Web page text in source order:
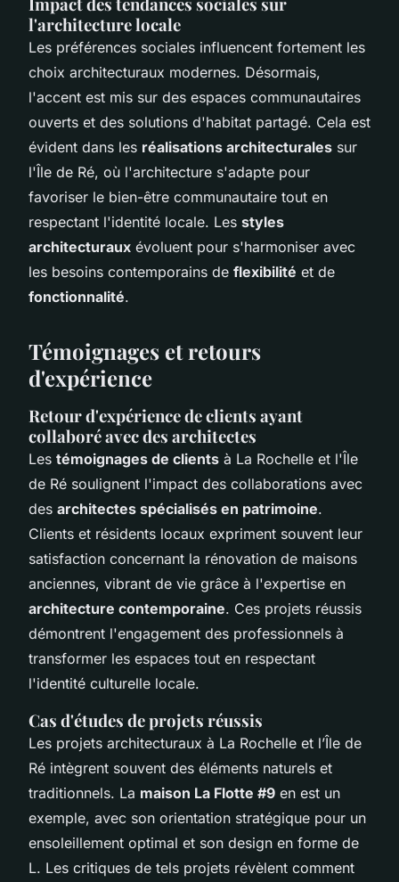
l'architecture locale
Les préférences sociales influencent fortement les
choix architecturaux modernes. Désormais,
l'accent est mis sur des espaces communautaires
ouverts et des solutions d'habitat partagé. Cela est
évident dans les réalisations architecturales sur
l'Île de Ré, où l'architecture s'adapte pour
favoriser le bien-être communautaire tout en
respectant l'identité locale. Les styles
architecturaux évoluent pour s'harmoniser avec
les besoins contemporains de flexibilité et de
fonctionnalité.
Témoignages et retours
d'expérience
Retour d'expérience de clients ayant
collaboré avec des architectes
Les témoignages de clients à La Rochelle et l'Île
de Ré soulignent l'impact des collaborations avec
des architectes spécialisés en patrimoine.
Clients et résidents locaux expriment souvent leur
satisfaction concernant la rénovation de maisons
anciennes, vibrant de vie grâce à l'expertise en
architecture contemporaine. Ces projets réussis
démontrent l'engagement des professionnels à
transformer les espaces tout en respectant
l'identité culturelle locale.
Cas d'études de projets réussis
Les projets architecturaux à La Rochelle et l’Île de
Ré intègrent souvent des éléments naturels et
traditionnels. La maison La Flotte #9 en est un
exemple, avec son orientation stratégique pour un
ensoleillement optimal et son design en forme de
L. Les critiques de tels projets révèlent comment